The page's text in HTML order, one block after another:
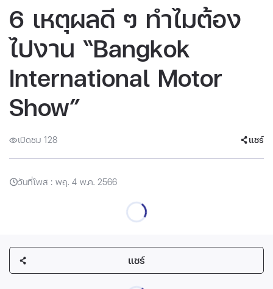
6 เหตุผลดี ๆ ทำไมต้อง
ไปงาน “Bangkok
International Motor
Show”
เปิดชม 128 แชร์
วันที่โพส : พฤ. 4 พ.ค. 2566
แชร์